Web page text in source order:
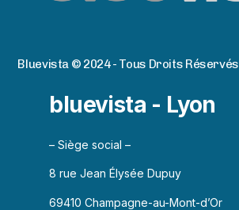
Bluevista © 2024 - Tous Droits Réservés
bluevista - Lyon
– Siège social –
8 rue Jean Élysée Dupuy
69410 Champagne-au-Mont-d’Or